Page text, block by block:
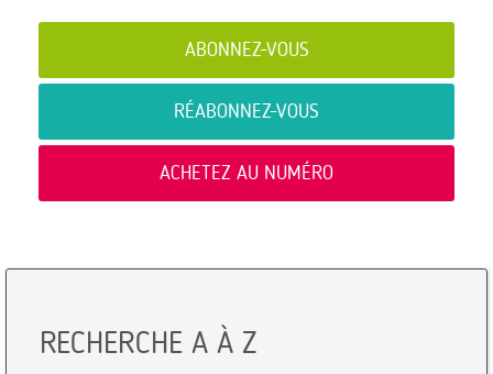
ABONNEZ-VOUS
RÉABONNEZ-VOUS
ACHETEZ AU NUMÉRO
RECHERCHE A À Z